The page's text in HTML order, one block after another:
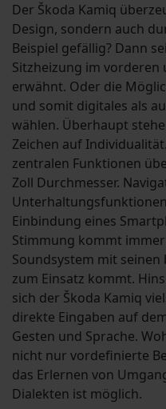
Der Škoda Kamiq
Design, sondern auch
Beispiel gefällig? Dann
Sitzheizung im vorderen
erwähnt. Oder die
und somit digitales als
wählen. Überhaupt
Zeichen auf
zentralen Funktionen
Zoll Durchmesser.
Einbindung eines
Stimmung kommt
Soundsystem mit
zum Einsatz kommt.
sich der Škoda Kamiq
direkte Eingaben auf
Gesten und Sprache.
nicht nur vordefinierte
das Erlernen von
Dialekten ist möglich.